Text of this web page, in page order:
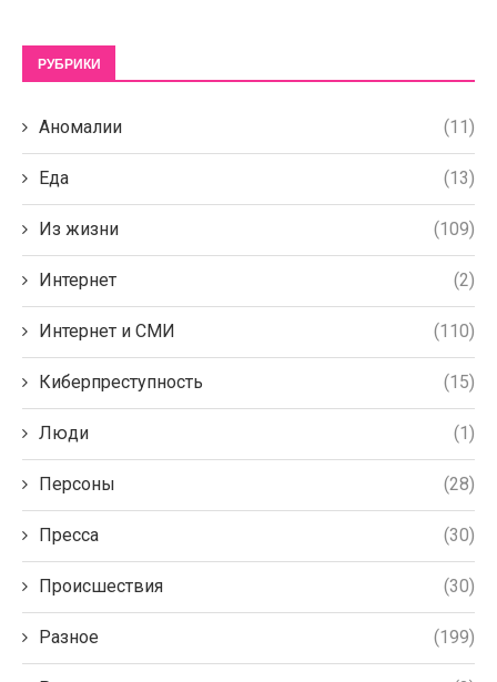
РУБРИКИ
Аномалии (11)
Еда (13)
Из жизни (109)
Интернет (2)
Интернет и СМИ (110)
Киберпреступность (15)
Люди (1)
Персоны (28)
Пресса (30)
Происшествия (30)
Разное (199)